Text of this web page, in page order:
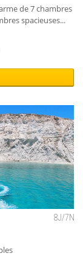
de 7 chambres
spacieuses...
8J/7N